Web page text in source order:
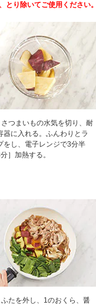
り除いてご使用ください。
さつまいもの水気を切り、耐
器に入れる。ふんわりとラ
をし、電子レンジで3分半
分］加熱する。
ふたを外し、1のおくら、醤